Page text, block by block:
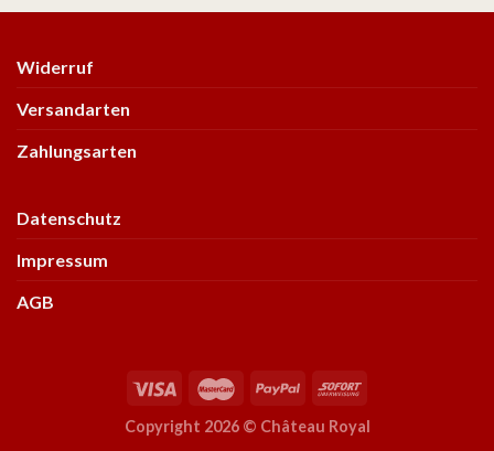
Widerruf
Versandarten
Zahlungsarten
Datenschutz
Impressum
AGB
Copyright 2026 © Château Royal